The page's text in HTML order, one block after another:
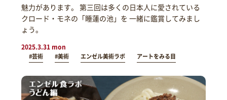
魅力があります。 第三回は多くの日本人に愛されている
クロード・モネの「睡蓮の池」を 一緒に鑑賞してみまし
ょう。
2025.3.31 mon
#芸術 #美術 エンゼル美術ラボ アートをみる目